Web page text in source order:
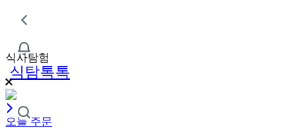
식탐톡톡
식사탐험
오늘 주문